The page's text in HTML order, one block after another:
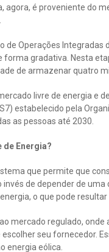
agora, é proveniente do
Operações Integradas
forma gradativa. Nesta
de armazenar quatro
livre de energia e
estabelecido pela
as pessoas até 2030.
de Energia?
que permite que
de depender de
o que pode
mercado regulado,
seu fornecedor.
energia eólica.